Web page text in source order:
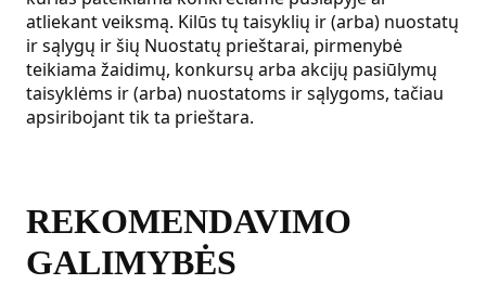
atliekant veiksmą. Kilūs tų taisyklių ir (arba) nuostatų
ir sąlygų ir šių Nuostatų prieštarai, pirmenybė
teikiama žaidimų, konkursų arba akcijų pasiūlymų
taisyklėms ir (arba) nuostatoms ir sąlygoms, tačiau
apsiribojant tik ta prieštara.
REKOMENDAVIMO
GALIMYBĖS